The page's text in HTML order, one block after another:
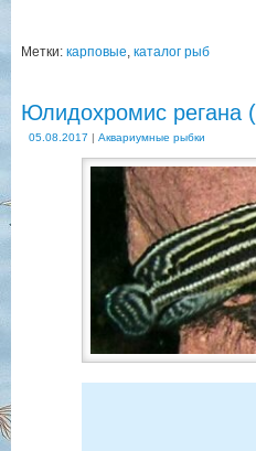
Метки: карповые, каталог рыб
Юлидохромис регана
05.08.2017 | Аквариумные рыбки